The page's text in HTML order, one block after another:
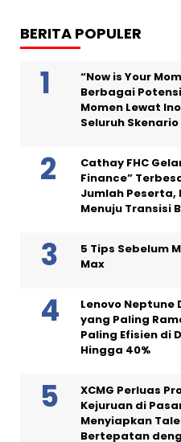
BERITA POPULER
“Now is Your
Berbagai
Momen Lewat
Seluruh Skenario
Cathay FHC
Finance”
Jumlah Peserta,
Menuju Transisi
5 Tips Sebelum
Max
Lenovo Neptune
yang Paling
Paling Efisien di
Hingga 40%
XCMG Perluas
Kejuruan di
Menyiapkan
Bertepatan